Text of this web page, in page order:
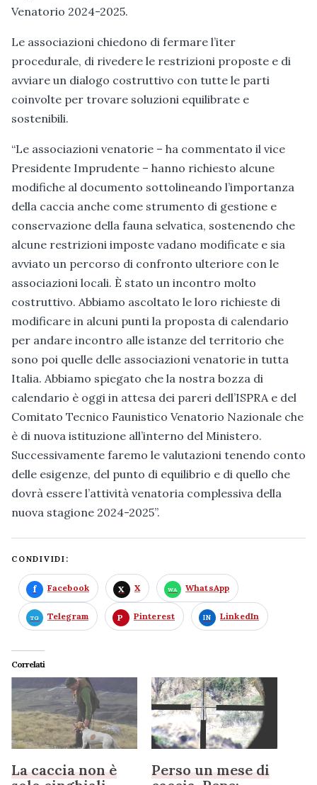
Venatorio 2024-2025.
Le associazioni chiedono di fermare l’iter
procedurale, di rivedere le restrizioni proposte e di
avviare un dialogo costruttivo con tutte le parti
coinvolte per trovare soluzioni equilibrate e
sostenibili.
“Le associazioni venatorie – ha commentato il vice
Presidente Imprudente – hanno richiesto alcune
modifiche al documento sottolineando l’importanza
della caccia anche come strumento di gestione e
conservazione della fauna selvatica, sostenendo che
alcune restrizioni imposte vadano modificate e sia
avviato un percorso di confronto ulteriore con le
associazioni locali. È stato un incontro molto
costruttivo. Abbiamo ascoltato le loro richieste di
modificare in alcuni punti la proposta di calendario
per andare incontro alle istanze del territorio che
sono poi quelle delle associazioni venatorie in tutta
Italia. Abbiamo spiegato che la nostra bozza di
calendario è oggi in attesa dei pareri dell’ISPRA e del
Comitato Tecnico Faunistico Venatorio Nazionale che
è di nuova istituzione all’interno del Ministero.
Successivamente faremo le valutazioni tenendo conto
delle esigenze, del punto di equilibrio e di quello che
dovrà essere l’attività venatoria complessiva della
nuova stagione 2024-2025”.
CONDIVIDI:
Facebook X WhatsApp
Telegram Pinterest LinkedIn
Correlati
La caccia non è
Perso un mese di